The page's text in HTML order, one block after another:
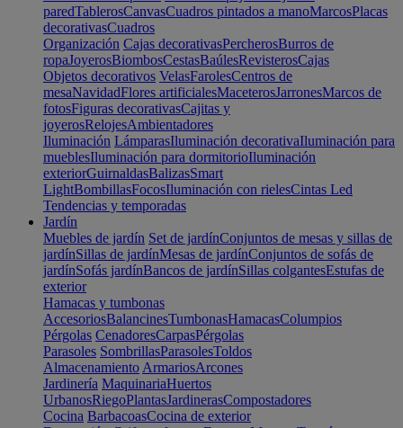
paredTablerosCanvasCuadros pintados a manoMarcosPlacas
decorativasCuadros
Organización Cajas decorativasPercherosBurros de
ropaJoyerosBiombosCestasBaúlesRevisterosCajas
Objetos decorativos VelasFarolesCentros de
mesaNavidadFlores artificialesMaceterosJarronesMarcos de
fotosFiguras decorativasCajitas y
joyerosRelojesAmbientadores
Iluminación LámparasIluminación decorativaIluminación para
mueblesIluminación para dormitorioIluminación
exteriorGuirnaldasBalizasSmart
LightBombillasFocosIluminación con rielesCintas Led
Tendencias y temporadas
Jardín
Muebles de jardín Set de jardínConjuntos de mesas y sillas de
jardínSillas de jardínMesas de jardínConjuntos de sofás de
jardínSofás jardínBancos de jardínSillas colgantesEstufas de
exterior
Hamacas y tumbonas
AccesoriosBalancinesTumbonasHamacasColumpios
Pérgolas CenadoresCarpasPérgolas
Parasoles SombrillasParasolesToldos
Almacenamiento ArmariosArcones
Jardinería MaquinariaHuertos
UrbanosRiegoPlantasJardinerasCompostadores
Cocina BarbacoasCocina de exterior